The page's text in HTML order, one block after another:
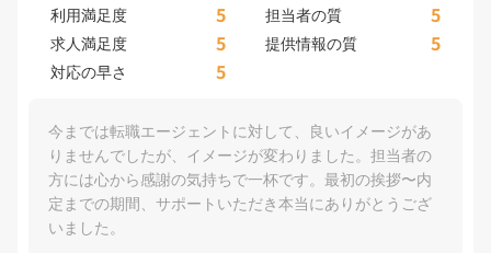
利用満足度 5 担当者の質 5
求人満足度 5 提供情報の質 5
対応の早さ 5
今までは転職エージェントに対して、良いイメージがあ
りませんでしたが、イメージが変わりました。担当者の
方には心から感謝の気持ちで一杯です。最初の挨拶〜内
定までの期間、サポートいただき本当にありがとうござ
いました。